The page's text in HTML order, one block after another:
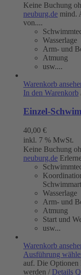
Keine Buchung
neuburg.de mind.
von....
Wasserlage
Arm- und
Atmung
usw....
Warenkorb
In den Warenkorb
Einzel-
40,00 €
inkl. 7 % MwSt.
Keine Buchung
neuburg.de
Wasserlage
Arm- und
Atmung
Start und
usw...
Warenkorb
Ausführung
auf. Die Optionen
werden / Details